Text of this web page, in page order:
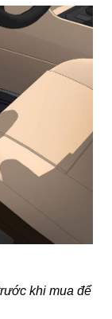
khi mua để